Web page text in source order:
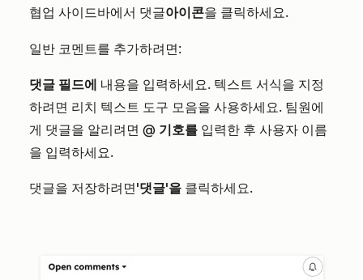
협업 사이드바에서 댓글아이콘을 클릭하세요.
일반 코멘트를 추가하려면:
댓글 필드에 내용을 입력하세요. 텍스트 서식을 지정
하려면 리치 텍스트 도구 모음을 사용하세요. 팀원에
게 댓글을 알리려면 @ 기호를 입력한 후 사용자 이름
을 입력하세요.
댓글을 저장하려면'댓글'을 클릭하세요.